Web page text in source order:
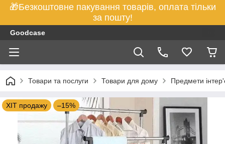
🎁Безкоштовне пакування товарів, оплата тільки
за пошту!
Goodcase
Товари та послуги Товари для дому Предмети
ХІТ продажу –15%